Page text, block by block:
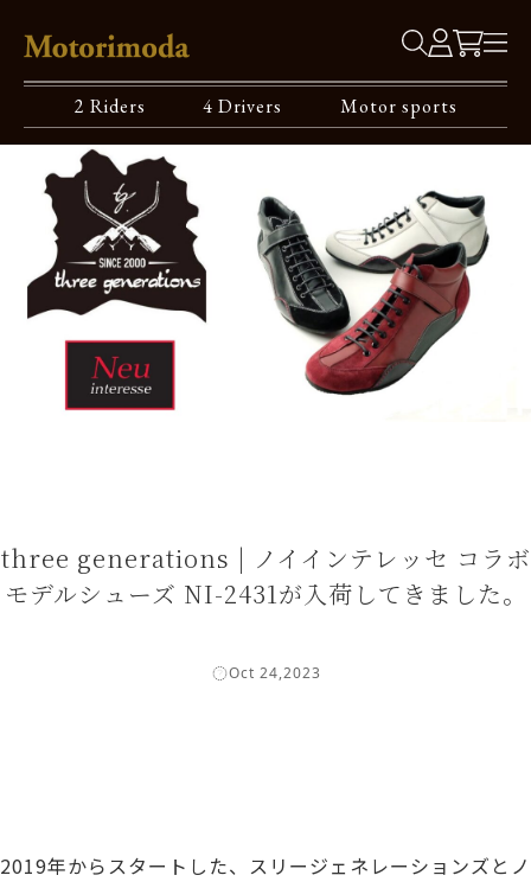
2 Riders 4 Drivers Motor sports
three generations | ノイインテレッセ コラボ
モデルシューズ NI-2431が入荷してきました。
Oct 24,2023
2019年からスタートした、スリージェネレーションズとノ